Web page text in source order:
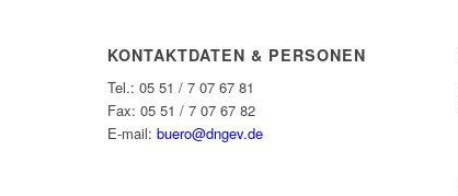
KONTAKTDATEN & PERSONEN
Tel.: 05 51 / 7 07 67 81
Fax: 05 51 / 7 07 67 82
E-mail: buero@dngev.de